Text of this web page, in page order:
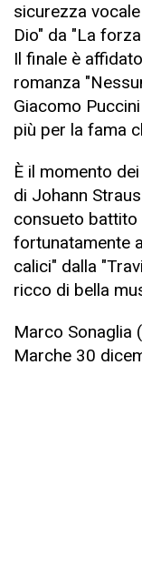
sicurezza
Dio" da "La
Il finale è
romanza
Giacomo
più per la fama
È il momento
di Johann
consueto battito
fortunatamente
calici" dalla
ricco di bella
Marco Sonaglia
Marche 30